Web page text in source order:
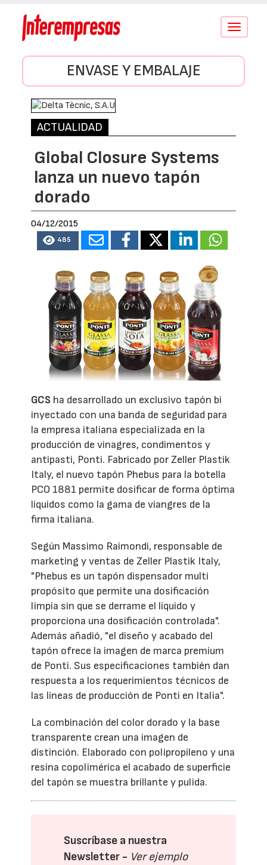
Conmutar
ENVASE Y EMBALAJE
ACTUALIDAD
Global Closure Systems
lanza un nuevo tapón
dorado
04/12/2015
485
GCS ha desarrollado un exclusivo tapón bi
inyectado con una banda de seguridad para
la empresa italiana especializada en la
producción de vinagres, condimentos y
antipasti, Ponti. Fabricado por Zeller Plastik
Italy, el nuevo tapón Phebus para la botella
PCO 1881 permite dosificar de forma óptima
líquidos como la gama de viangres de la
firma italiana.
Según Massimo Raimondi, responsable de
marketing y ventas de Zeller Plastik Italy,
"Phebus es un tapón dispensador multi
propósito que permite una dosificación
limpia sin que se derrame el líquido y
proporciona una dosificación controlada".
Además añadió, "el diseño y acabado del
tapón ofrece la imagen de marca premium
de Ponti. Sus especificaciones también dan
respuesta a los requerimientos técnicos de
las líneas de producción de Ponti en Italia".
La combinación del color dorado y la base
transparente crean una imagen de
distinción. Elaborado con polipropileno y una
resina copolimérica el acabado de superficie
del tapón se muestra brillante y pulida.
Suscríbase a nuestra
Newsletter - Ver ejemplo